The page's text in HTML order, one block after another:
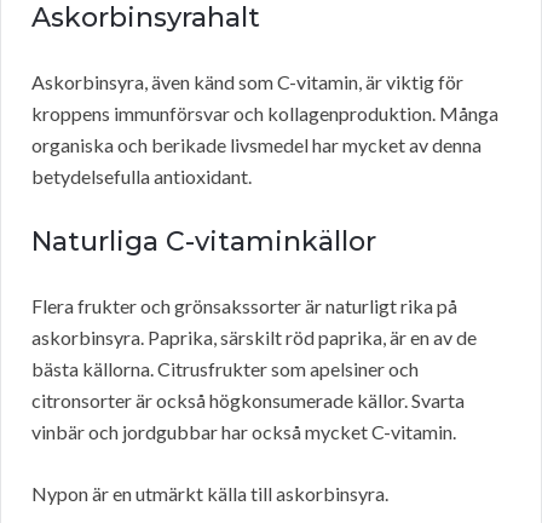
Askorbinsyrahalt
Askorbinsyra, även känd som C-vitamin, är viktig för
kroppens immunförsvar och kollagenproduktion. Många
organiska och berikade livsmedel har mycket av denna
betydelsefulla antioxidant.
Naturliga C-vitaminkällor
Flera frukter och grönsakssorter är naturligt rika på
askorbinsyra. Paprika, särskilt röd paprika, är en av de
bästa källorna. Citrusfrukter som apelsiner och
citronsorter är också högkonsumerade källor. Svarta
vinbär och jordgubbar har också mycket C-vitamin.
Nypon är en utmärkt källa till askorbinsyra.